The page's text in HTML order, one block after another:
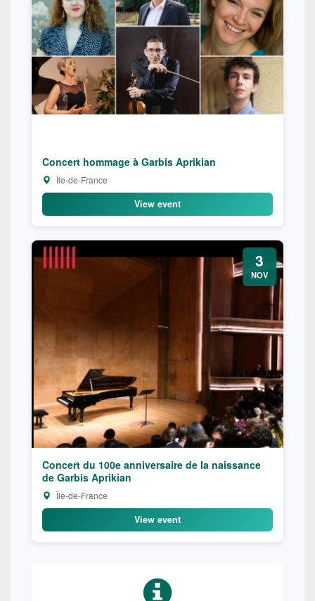
Concert hommage à Garbis Aprikian
Île-de-France
View event
3
NOV
Concert du 100e anniversaire de la naissance
de Garbis Aprikian
Île-de-France
View event